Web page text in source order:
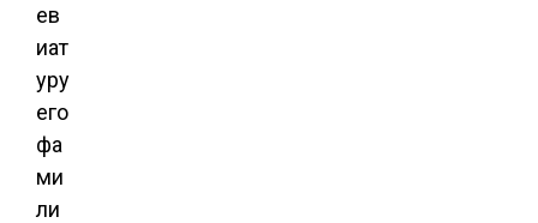
ев
иат
уру
его
фа
ми
ли